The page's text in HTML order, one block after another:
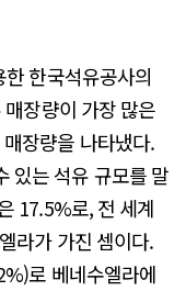
한국석유공사의
장량이 가장 많은
장량을 나타냈다.
있는 석유 규모를 말
17.5%로, 전 세계
라가 가진 셈이다.
로 베네수엘라에